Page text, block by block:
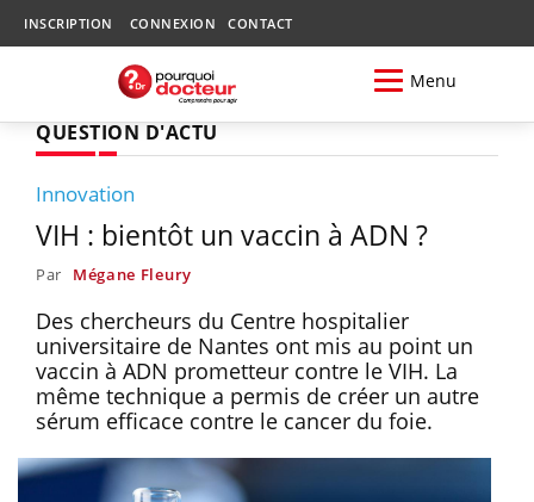
INSCRIPTION CONNEXION CONTACT
Menu
QUESTION D'ACTU
Innovation
VIH : bientôt un vaccin à ADN ?
Par Mégane Fleury
Des chercheurs du Centre hospitalier
universitaire de Nantes ont mis au point un
vaccin à ADN prometteur contre le VIH. La
même technique a permis de créer un autre
sérum efficace contre le cancer du foie.